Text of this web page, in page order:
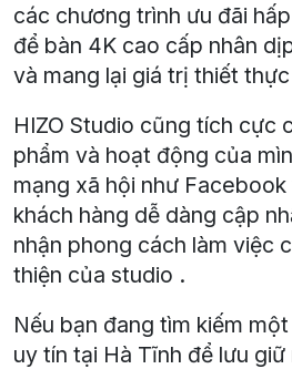
các chương trình ưu đãi
để bàn 4K cao cấp nhân
và mang lại giá trị thiết
HIZO Studio cũng tích cực
phẩm và hoạt động của
mạng xã hội như
khách hàng dễ dàng cập
nhận phong cách làm việc
thiện của studio .
Nếu bạn đang tìm kiếm
uy tín tại Hà Tĩnh để lưu